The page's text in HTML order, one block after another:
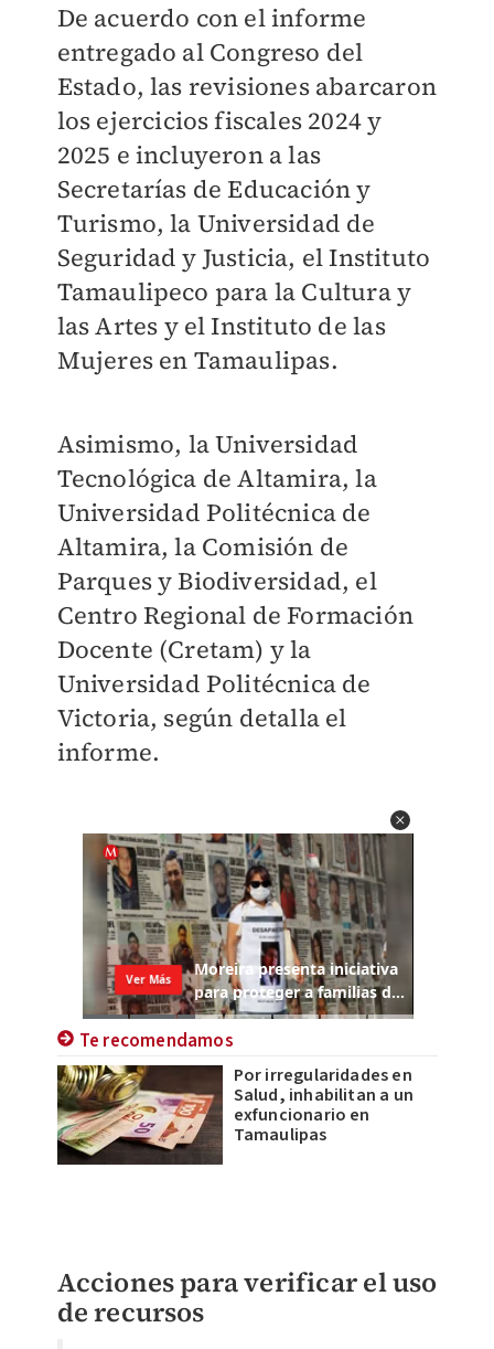
De acuerdo con el informe
entregado al Congreso del
Estado, las revisiones abarcaron
los ejercicios fiscales 2024 y
2025 e incluyeron a las
Secretarías de Educación y
Turismo, la Universidad de
Seguridad y Justicia, el Instituto
Tamaulipeco para la Cultura y
las Artes y el Instituto de las
Mujeres en Tamaulipas.
Asimismo, la Universidad
Tecnológica de Altamira, la
Universidad Politécnica de
Altamira, la Comisión de
Parques y Biodiversidad, el
Centro Regional de Formación
Docente (Cretam) y la
Universidad Politécnica de
Victoria, según detalla el
informe.
Te recomendamos
Por irregularidades en
Salud, inhabilitan a un
exfuncionario en
Tamaulipas
Acciones para verificar el uso
de recursos